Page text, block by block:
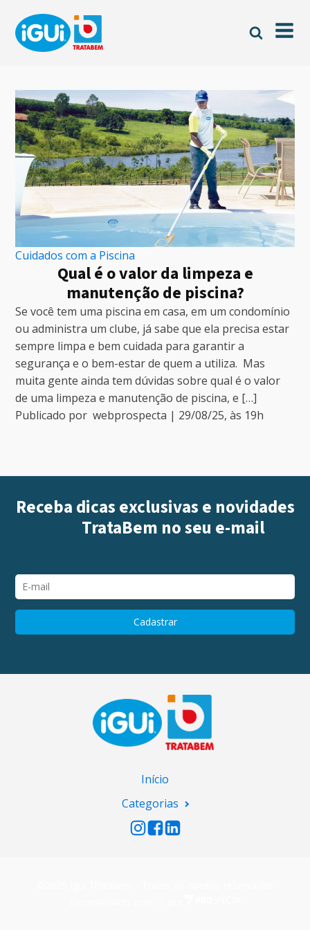
Cuidados com a Piscina
Qual é o valor da limpeza e
manutenção de piscina?
Se você tem uma piscina em casa, em um condomínio
ou administra um clube, já sabe que ela precisa estar
sempre limpa e bem cuidada para garantir a
segurança e o bem-estar de quem a utiliza. Mas
muita gente ainda tem dúvidas sobre qual é o valor
de uma limpeza e manutenção de piscina, e […]
Publicado porwebprospecta | 29/08/25, às 19h
Receba dicas exclusivas e novidades
TrataBem no seu e-mail
Início
Categorias